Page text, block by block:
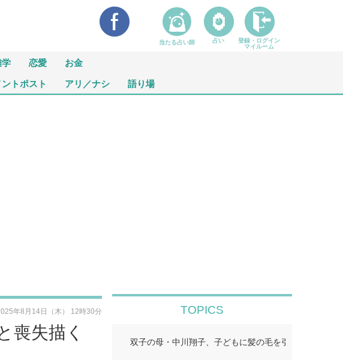
学 恋愛 お金
ントポスト アリ／ナシ 語り場
喪失描く
年8月14日（木） 12時30分 TOPICS
双子の母・中川翔子、子どもに髪の毛を引っ張られ困
当たる占い師 占い
登録・ログイン
マイルーム